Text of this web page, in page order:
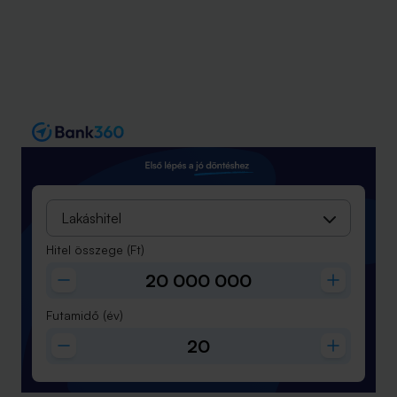
Lakáshitel
Hitel összege (Ft)
Futamidő (év)